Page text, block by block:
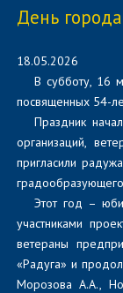
День города
18.05.2026
В субботу, 16
посвященных 54-
Праздник
организаций,
пригласили
Этот год –
участниками
ветераны
«Радуга» и
Морозова А.А.,